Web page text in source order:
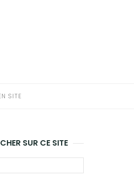
SITE
SUR CE SITE